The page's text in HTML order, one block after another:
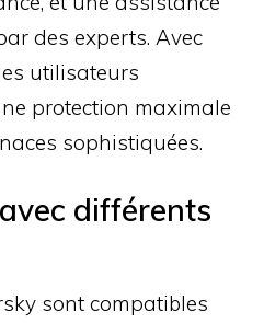
des experts. Avec
utilisateurs
protection maximale
sophistiquées.
différents
sont compatibles